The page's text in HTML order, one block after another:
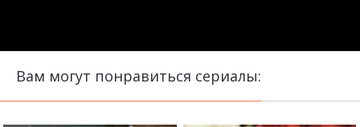
Вам могут понравиться сериалы: